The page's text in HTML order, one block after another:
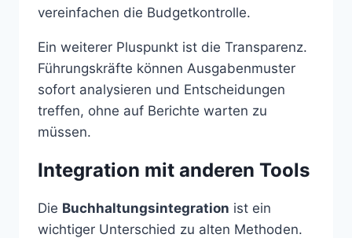
vereinfachen die Budgetkontrolle.
Ein weiterer Pluspunkt ist die Transparenz.
Führungskräfte können Ausgabenmuster
sofort analysieren und Entscheidungen
treffen, ohne auf Berichte warten zu
müssen.
Integration mit anderen Tools
Die Buchhaltungsintegration ist ein
wichtiger Unterschied zu alten Methoden.